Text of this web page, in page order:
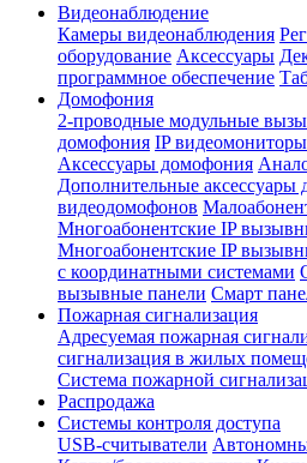
Видеонаблюдение
Камеры видеонаблюдения
оборудование Аксессуары
программное обеспечение
Домофония
2-проводные модульные
домофония IP
Аксессуары домофония
Дополнительные аксессуары
видеодомофонов
Многоабонентские IP
Многоабонентские IP
с координатными системами
вызывные панели Смарт
Пожарная сигнализация
Адресуемая пожарная
сигнализация в жилых
Система пожарной
Распродажа
Системы контроля доступа
USB-считыватели